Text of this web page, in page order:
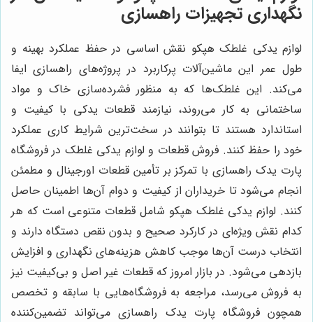
نگهداری تجهیزات راهسازی
لوازم یدکی غلطک هپکو نقش اساسی در حفظ عملکرد بهینه و
طول عمر این ماشین‌آلات پرکاربرد در پروژه‌های راهسازی ایفا
می‌کند. این غلطک‌ها که به منظور فشرده‌سازی خاک و مواد
ساختمانی به کار می‌روند، نیازمند قطعات یدکی با کیفیت و
استاندارد هستند تا بتوانند در سخت‌ترین شرایط کاری عملکرد
خود را حفظ کنند. فروش قطعات و لوازم یدکی غلطک در فروشگاه
پارت یدک راهسازی با تمرکز بر تأمین قطعات اورجینال و مطمئن
انجام می‌شود تا خریداران از کیفیت و دوام آن‌ها اطمینان حاصل
کنند. لوازم یدکی غلطک هپکو شامل قطعات متنوعی است که هر
کدام نقش ویژه‌ای در کارکرد صحیح و بدون نقص دستگاه دارند و
انتخاب درست آن‌ها موجب کاهش هزینه‌های نگهداری و افزایش
بازدهی می‌شود. در بازار امروز که قطعات غیر اصل و بی‌کیفیت نیز
به فروش می‌رسد، مراجعه به فروشگاه‌هایی با سابقه و تخصص
همچون فروشگاه پارت یدک راهسازی می‌تواند تضمین‌کننده